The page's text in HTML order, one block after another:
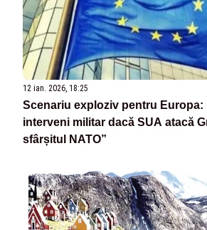
12 ian. 2026, 18:25
Scenariu exploziv pentru Europa:
interveni militar dacă SUA atacă
sfârșitul NATO”